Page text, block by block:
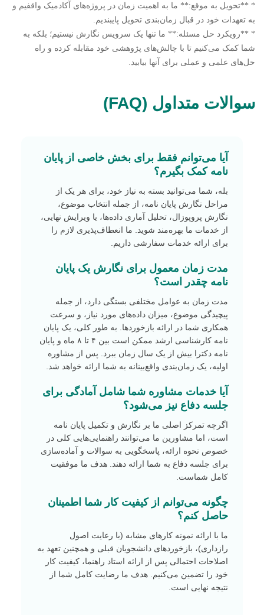
* **تحویل به موقع:** ما به اهمیت زمان در پروژه‌های آکادمیک واقفیم و
به تعهدات خود در قبال زمان‌بندی تحویل پایبندیم.
* **رویکرد حل مسئله:** ما تنها یک سرویس نگارش نیستیم؛ بلکه به
شما کمک می‌کنیم تا با چالش‌های پژوهشی خود مقابله کرده و راه
حل‌های علمی و عملی برای آنها بیابید.
سوالات متداول (FAQ)
آیا می‌توانم فقط برای بخش خاصی از پایان
نامه کمک بگیرم؟
بله، شما می‌توانید بسته به نیاز خود، برای هر یک از
مراحل نگارش پایان نامه، از جمله انتخاب موضوع،
نگارش پروپوزال، تحلیل آماری داده‌ها، یا ویرایش نهایی،
از خدمات ما بهره‌مند شوید. ما انعطاف‌پذیری لازم را
برای ارائه خدمات سفارشی داریم.
مدت زمان معمول برای نگارش یک پایان
نامه چقدر است؟
مدت زمان به عوامل مختلفی بستگی دارد، از جمله
پیچیدگی موضوع، میزان داده‌های مورد نیاز، و سرعت
همکاری شما در ارائه بازخوردها. به طور کلی، یک پایان
نامه کارشناسی ارشد ممکن است بین ۴ تا ۸ ماه و پایان
نامه دکترا بیش از یک سال زمان ببرد. پس از مشاوره
اولیه، یک زمان‌بندی واقع‌بینانه به شما ارائه خواهد شد.
آیا خدمات مشاوره شما شامل آمادگی برای
جلسه دفاع نیز می‌شود؟
اگرچه تمرکز اصلی ما بر نگارش و تکمیل پایان نامه
است، اما مشاورین ما می‌توانند راهنمایی‌هایی کلی در
خصوص نحوه ارائه، پاسخگویی به سوالات و آماده‌سازی
برای جلسه دفاع به شما ارائه دهند. هدف ما موفقیت
کامل شماست.
چگونه می‌توانم از کیفیت کار شما اطمینان
حاصل کنم؟
ما با ارائه نمونه کارهای مشابه (با رعایت اصول
رازداری)، بازخوردهای دانشجویان قبلی و همچنین تعهد به
اصلاحات احتمالی پس از ارائه استاد راهنما، کیفیت کار
خود را تضمین می‌کنیم. هدف ما رضایت کامل شما از
نتیجه نهایی است.